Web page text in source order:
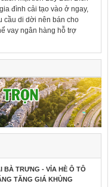
đình cải tạo vào ở ngay,
cầu di dời nên bán cho
vay ngân hàng hỗ trợ
BÀ TRƯNG - VỈA HÈ Ô TÔ
TĂNG GIÁ KHỦNG